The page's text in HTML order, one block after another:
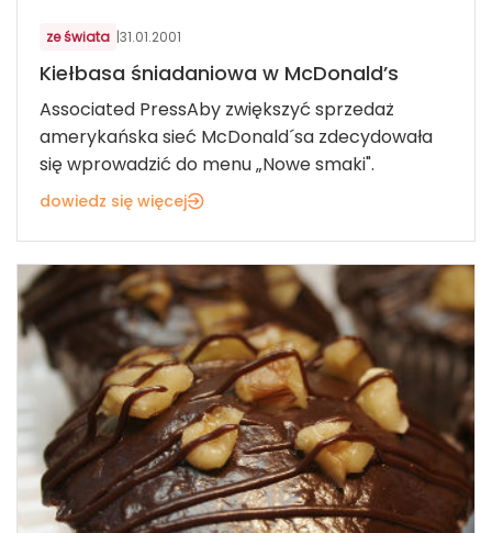
ze świata |31.01.2001
Kiełbasa śniadaniowa w McDonald’s
Associated PressAby zwiększyć sprzedaż
amerykańska sieć McDonald´sa zdecydowała
się wprowadzić do menu „Nowe smaki".
dowiedz się więcej